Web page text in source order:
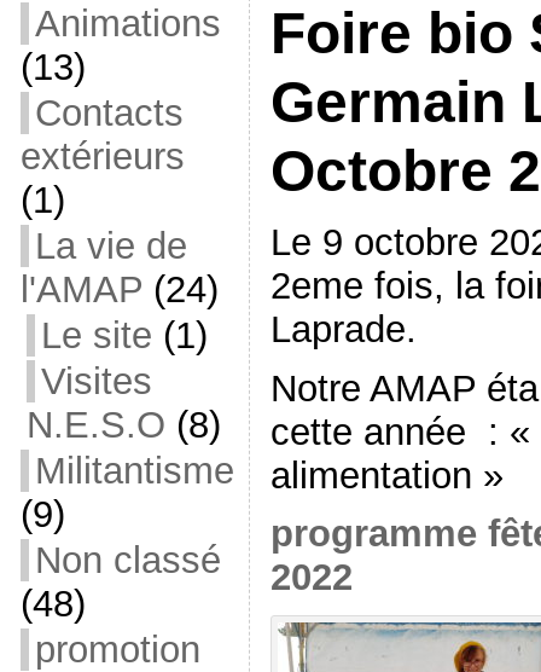
Animations
(13)
Contacts
extérieurs
(1)
La vie de
l'AMAP (24)
Le site (1)
Visites
N.E.S.O (8)
Militantisme
(9)
Non classé
(48)
promotion
Foire bio
Germain
Octobre
Le 9 octobre
2eme fois, la
Laprade.
Notre AMAP
cette année : «
alimentation »
programme
2022